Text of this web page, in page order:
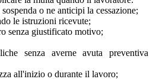
o ne anticipi la cessazione;
le istruzioni ricevute;
senza giustificato motivo;
senza averne avuta preventiva
all'inizio o durante il lavoro;